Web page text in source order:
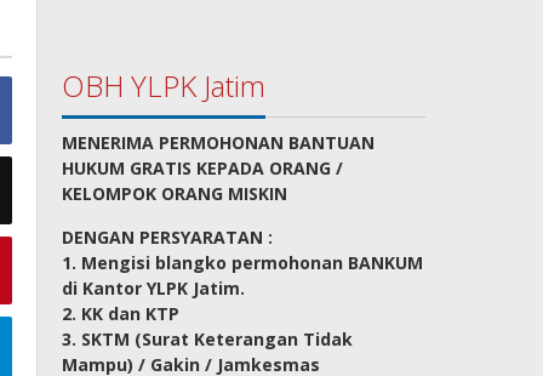
OBH YLPK Jatim
MENERIMA PERMOHONAN BANTUAN
HUKUM GRATIS KEPADA ORANG /
KELOMPOK ORANG MISKIN
DENGAN PERSYARATAN :
1. Mengisi blangko permohonan BANKUM
di Kantor YLPK Jatim.
2. KK dan KTP
3. SKTM (Surat Keterangan Tidak
Mampu) / Gakin / Jamkesmas